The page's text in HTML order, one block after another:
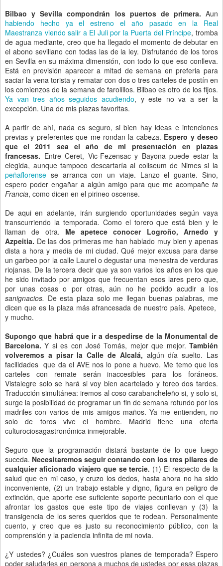
Bilbao y Sevilla compondrán los puertos de primera. Aun
habiendo hecho ya el estreno el año pasado en la Real
Maestranza viendo salir a El Juli por la Puerta del Príncipe, tromba
de agua mediante, creo que ha llegado el momento de debutar en
el abono sevillano con todas las de la ley. Disfrutando de los toros
en Sevilla en su máxima dimensión, con todo lo que eso conlleva.
Está en previsión aparecer a mitad de semana en preferia para
saciar la vena torista y rematar con dos o tres carteles de postín en
los comienzos de la semana de farolillos. Bilbao es otro de los fijos.
Ya van tres años seguidos acudiendo, y este no va a ser la
excepción. Una de mis plazas favoritas.
A partir de ahí, nada es seguro, si bien hay ideas e intenciones
previas y preferentes que me rondan la cabeza. Espero y deseo
que el 2011 sea el año de mi presentación en plazas
francesas. Entre Ceret, Vic-Fezensac y Bayona puede estar la
elegida, aunque tampoco descartaría al coliseum de Nimes si la
peñaflorense se arranca con un viaje. Lanzo el guante. Sino,
espero poder engañar a algún amigo para que me acompañe ta
Francia, como dicen en el pirineo oscense.
De aqui en adelante, irán surgiendo oportunidades según vaya
transcurriendo la temporada. Como el torero que está bien y le
llaman de otra. Me apetece conocer Logroño, Arnedo y
Azpeitia. De las dos primeras me han hablado muy bien y apenas
dista a hora y media de mi ciudad. Qué mejor excusa para darse
un garbeo por la calle Laurel o degustar una menestra de verduras
riojanas. De la tercera decir que ya son varios los años en los que
he sido invitado por amigos que frecuentan esos lares pero que,
por unas cosas o por otras, aún no he podido acudir a los
sanignacios. De esta plaza solo me llegan buenas palabras, me
dicen que es la plaza más afrancesada de nuestro país. Apetece,
y mucho.
Supongo que habrá que ir a despedirse de la Monumental de
Barcelona.Y si es con José Tomás, mejor que mejor.También
volveremos a pisar la Calle de Alcalá, algún día suelto. Las
facilidades que da el AVE nos lo pone a huevo. Me temo que los
carteles con remate serán inaccesibles para los foráneos.
Vistalegre solo se hará si voy bien acartelado y toreo dos tardes.
Traducción simultánea: iremos al coso carabancheleño si, y solo si,
surge la posibilidad de programar un fin de semana rotundo por los
madriles con varios de mis amigos maños. Ya me entienden, no
solo de toros vive el hombre. Madrid tiene una oferta
culturociosagastronómica inmejorable.
Seguro que la programación distará bastante de lo que luego
suceda. Necesitaremos seguir contando con los tres pilares de
cualquier aficionado viajero que se tercie. (1) El respecto de la
salud que en mi caso, y cruzo los dedos, hasta ahora no ha sido
inconveniente, (2) un trabajo estable y digno, figura en peligro de
extinción, que aporte ese suficiente soporte pecuniario con el que
afrontar los gastos que este tipo de viajes conllevan y (3) la
transigencia de los seres queridos que te rodean. Personalmente
cuento, y creo que es justo su reconocimiento público, con la
comprensión y la paciencia infinita de mi novia.
¿Y ustedes? ¿Cuáles son vuestros planes de temporada? Espero
poder saludarles en persona a muchos de ustedes por esas plazas